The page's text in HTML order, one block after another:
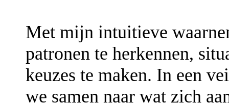
Met mijn intuitieve
patronen te herkennen,
keuzes te maken. In een
we samen naar wat zich